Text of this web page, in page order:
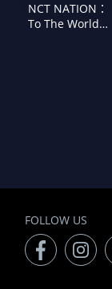
NCT NATION：
To The World
FOLLOW US